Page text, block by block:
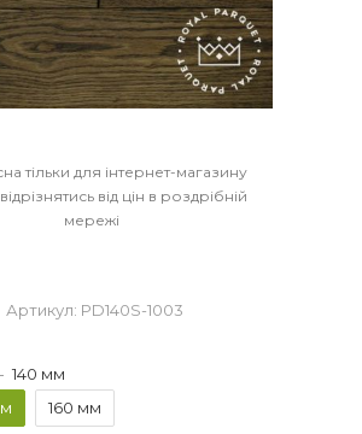
тільки для інтернет-магазину
від цін в роздрібній
мережі
Артикул: PD140S-1003
140 мм
160 мм